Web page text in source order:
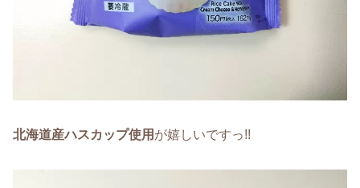
北海道産ハスカップ使用 が嬉しいですっ!!